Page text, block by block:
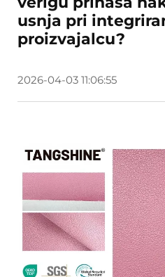
usnja pri
proizvajalcu?
2026-04-03 11:06:55